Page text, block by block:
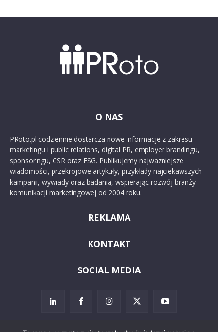
O NAS
PRoto.pl codziennie dostarcza nowe informacje z zakresu
marketingu i public relations, digital PR, employer brandingu,
sponsoringu, CSR oraz ESG. Publikujemy najważniejsze
wiadomości, przekrojowe artykuły, przykłady najciekawszych
kampanii, wywiady oraz badania, wspierając rozwój branży
komunikacji marketingowej od 2004 roku.
REKLAMA
KONTAKT
SOCIAL MEDIA